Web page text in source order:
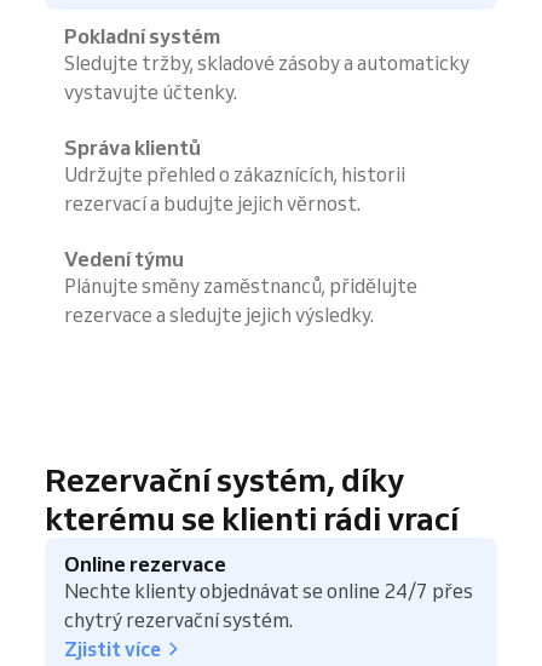
Pokladní systém
Sledujte tržby, skladové zásoby a automaticky
vystavujte účtenky.
Správa klientů
Udržujte přehled o zákaznících, historii
rezervací a budujte jejich věrnost.
Vedení týmu
Plánujte směny zaměstnanců, přidělujte
rezervace a sledujte jejich výsledky.
Rezervační systém, díky
kterému se klienti rádi vrací
Online rezervace
Nechte klienty objednávat se online 24/7 přes
chytrý rezervační systém.
Zjistit více